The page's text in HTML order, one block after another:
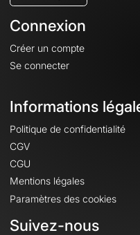
Connexion
Créer un compte
Se connecter
Informations
Politique de confidentialité
CGV
CGU
Mentions légales
Paramètres des cookies
Suivez-nous